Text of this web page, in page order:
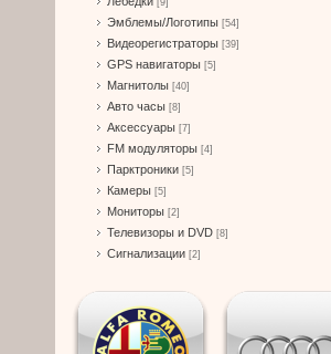
[9]
Эмблемы/Логотипы [54]
Видеорегистраторы [39]
GPS навигаторы [5]
Магнитолы [40]
Авто часы [8]
Аксессуары [7]
FM модуляторы [4]
Парктроники [5]
Камеры [5]
Мониторы [2]
Телевизоры и DVD [8]
Сигнализации [2]